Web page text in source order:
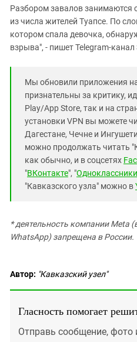
Разбором завалов занимаются
из числа жителей Туапсе. По
котором спала девочка,
взрыва", - пишет Telegram-канал
Мы обновили приложения
признательны за критику,
Play/App Store, так и на
установки VPN вы можете
Дагестане, Чечне и
можно продолжать читать
как обычно, и в соцсетях
"ВКонтакте", "Одноклассники
"Кавказского узла" можно в
* деятельность компании Meta
WhatsApp) запрещена в России.
Автор: "Кавказский узел"
Гласность помогает
Отправь сообщение, фото